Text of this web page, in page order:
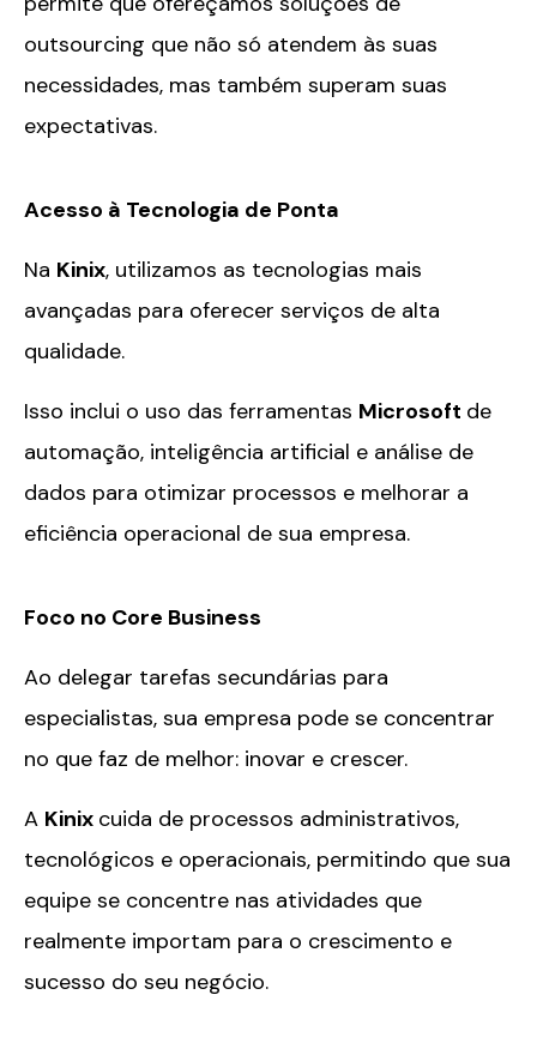
outsourcing que não só atendem às suas
necessidades, mas também superam suas
expectativas.
Acesso à Tecnologia de Ponta
Na Kinix, utilizamos as tecnologias mais
avançadas para oferecer serviços de alta
qualidade.
Isso inclui o uso das ferramentas Microsoft de
automação, inteligência artificial e análise de
dados para otimizar processos e melhorar a
eficiência operacional de sua empresa.
Foco no Core Business
Ao delegar tarefas secundárias para
especialistas, sua empresa pode se concentrar
no que faz de melhor: inovar e crescer.
A Kinix cuida de processos administrativos,
tecnológicos e operacionais, permitindo que sua
equipe se concentre nas atividades que
realmente importam para o crescimento e
sucesso do seu negócio.